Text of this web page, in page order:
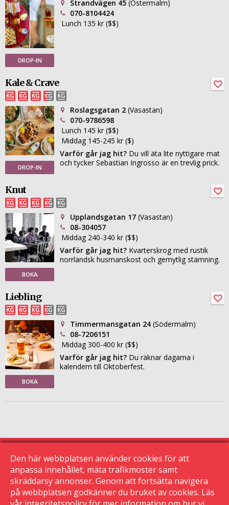
DROP-IN
Strandvägen 45 (Östermalm)
070-8104424
Lunch 135 kr ($$)
Kale & Crave
DROP-IN
Roslagsgatan 2 (Vasastan)
070-9786598
Lunch 145 kr ($$)
Middag 145-245 kr ($)
Varför går jag hit? Du vill äta lite nyttigare mat
och tycker Sebastian Ingrosso är en trevlig prick.
Knut
BOKA
Upplandsgatan 17 (Vasastan)
08-304057
Middag 240-340 kr ($$)
Varför går jag hit? Kvarterskrog med rustik
norrländsk husmanskost och gemytlig stämning.
Liebling
BOKA
Timmermansgatan 24 (Södermalm)
08-7206151
Middag 300-400 kr ($$)
Varför går jag hit? Du räknar dagarna i
kalendern till Oktoberfest.
© 2015 Krogguiden.se
113 24 Stockholm
Den här webbplatsen använder cookies för att
anpassa innehållet, mäta trafikmöster samt
skräddarsy annonser. Genom att fortsätta navigera
på webbplatsen godkänner du bruket av cookies. Läs